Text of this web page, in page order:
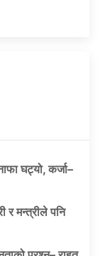
घट्यो, कर्जा–
र मन्त्रीले पनि